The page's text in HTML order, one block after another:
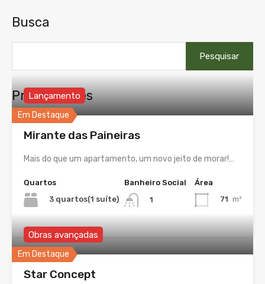
Busca
por:
Propriedades
Em Destaque
Lançamento
Mirante das Paineiras
Mais do que um apartamento, um novo jeito de morar!…
Quartos
3 quartos(1 suíte)
Banheiro Social
1
Área
71 m²
Em Destaque
Obras avançadas
Star Concept